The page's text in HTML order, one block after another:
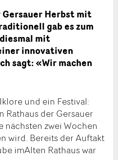
Herbst mit
gab es zum
mit
innovativen
sagt: «Wir machen
und ein Festival:
Rathaus der Gersauer
nächsten zwei Wochen
wird. Bereits der Auftakt
imAlten Rathaus war